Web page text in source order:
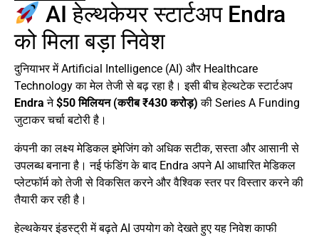
AI हेल्थकेयर स्टार्टअप Endra
को मिला बड़ा निवेश
दुनियाभर में Artificial Intelligence (AI) और Healthcare
Technology का मेल तेजी से बढ़ रहा है। इसी बीच हेल्थटेक स्टार्टअप
Endra ने$50 मिलियन (करीब ₹430 करोड़) की Series A Funding
जुटाकर चर्चा बटोरी है।
कंपनी का लक्ष्य मेडिकल इमेजिंग को अधिक सटीक, सस्ता और आसानी से
उपलब्ध बनाना है। नई फंडिंग के बाद Endra अपने AI आधारित मेडिकल
प्लेटफॉर्म को तेजी से विकसित करने और वैश्विक स्तर पर विस्तार करने की
तैयारी कर रही है।
हेल्थकेयर इंडस्ट्री में बढ़ते AI उपयोग को देखते हुए यह निवेश काफी